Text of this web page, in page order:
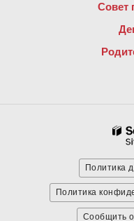
Совет
Политика
Политика
Сообщить